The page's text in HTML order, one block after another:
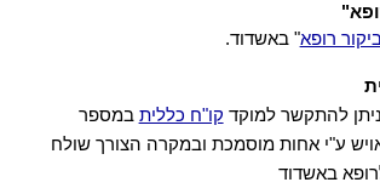
רופא" באשדוד.
להתקשר למוקד קו"ח כללית